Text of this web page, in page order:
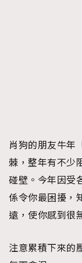
肖狗的朋友牛年
棘，整年有不少
碰壁。今年因受
係令你最困擾，
遠，使你感到很
注意累積下來的